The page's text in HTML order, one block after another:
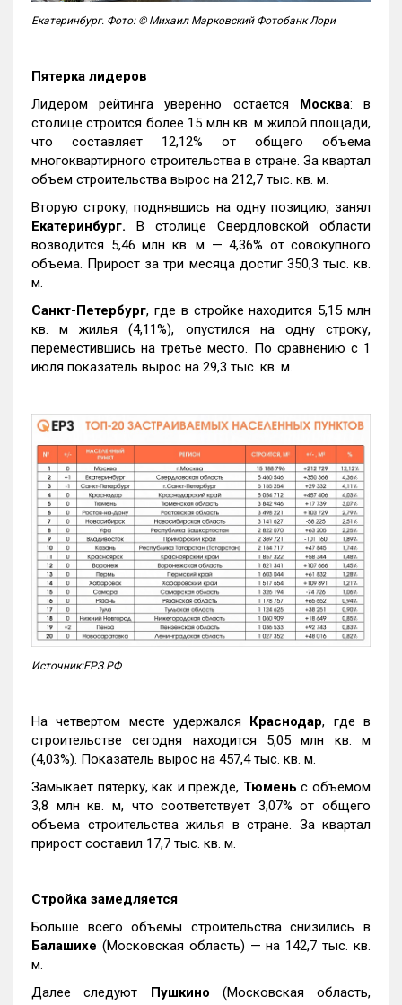
Екатеринбург. Фото: © Михаил Марковский Фотобанк Лори
Пятерка лидеров
Лидером рейтинга уверенно остается Москва: в
столице строится более 15 млн кв. м жилой площади,
что составляет 12,12% от общего объема
многоквартирного строительства в стране. За квартал
объем строительства вырос на 212,7 тыс. кв. м.
Вторую строку, поднявшись на одну позицию, занял
Екатеринбург. В столице Свердловской области
возводится 5,46 млн кв. м — 4,36% от совокупного
объема. Прирост за три месяца достиг 350,3 тыс. кв.
м.
Санкт-Петербург, где в стройке находится 5,15 млн
кв. м жилья (4,11%), опустился на одну строку,
переместившись на третье место. По сравнению с 1
июля показатель вырос на 29,3 тыс. кв. м.
Источник:ЕРЗ.РФ
На четвертом месте удержался Краснодар, где в
строительстве сегодня находится 5,05 млн кв. м
(4,03%). Показатель вырос на 457,4 тыс. кв. м.
Замыкает пятерку, как и прежде, Тюмень с объемом
3,8 млн кв. м, что соответствует 3,07% от общего
объема строительства жилья в стране. За квартал
прирост составил 17,7 тыс. кв. м.
Стройка замедляется
Больше всего объемы строительства снизились в
Балашихе (Московская область) — на 142,7 тыс. кв.
м.
Далее следуют Пушкино (Московская область,